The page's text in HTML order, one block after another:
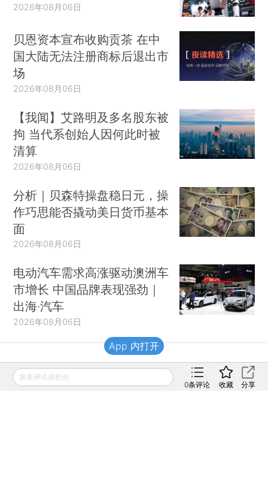
2026年08月06日
贝恩资本宣布收购贡茶 在中
国大陆无法注册商标后退出市
场
2026年08月06日
【我闻】艾路明及多名股东被
拘 当代系创始人因何此时被
清算
2026年08月06日
分析｜贝森特操盘稳日元，操
作巧思能否撬动美日货币基本
面
2026年08月06日
电动汽车需求高涨驱动澳洲车
市增长 中国品牌表现强劲｜
出海·汽车
2026年08月06日
财新移动
发表评论得积分
0条评论 收藏 分享
App 内打开